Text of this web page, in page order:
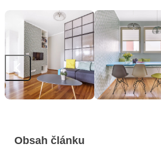
Obsah článku